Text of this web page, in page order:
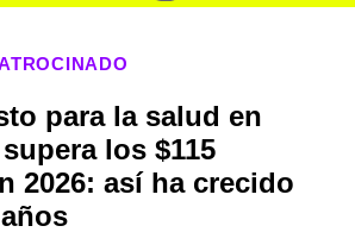
para la salud en
los $115
2026: así ha crecido